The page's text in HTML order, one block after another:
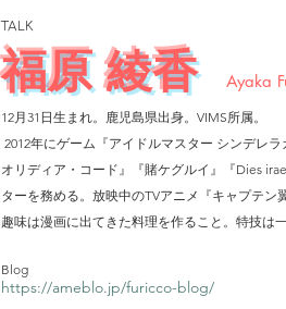
TALK
福原 綾香 Ayaka
12月31日生まれ。鹿児島県出身。VIMS所属。
2012年にゲーム『アイドルマスター シンデレ
オリディア・コード』『賭ケグルイ』『Dies
ターを務める。放映中のTVアニメ『キャプテン
趣味は漫画に出てきた料理を作ること。特技は
Blog
https://ameblo.jp/furicco-blog/